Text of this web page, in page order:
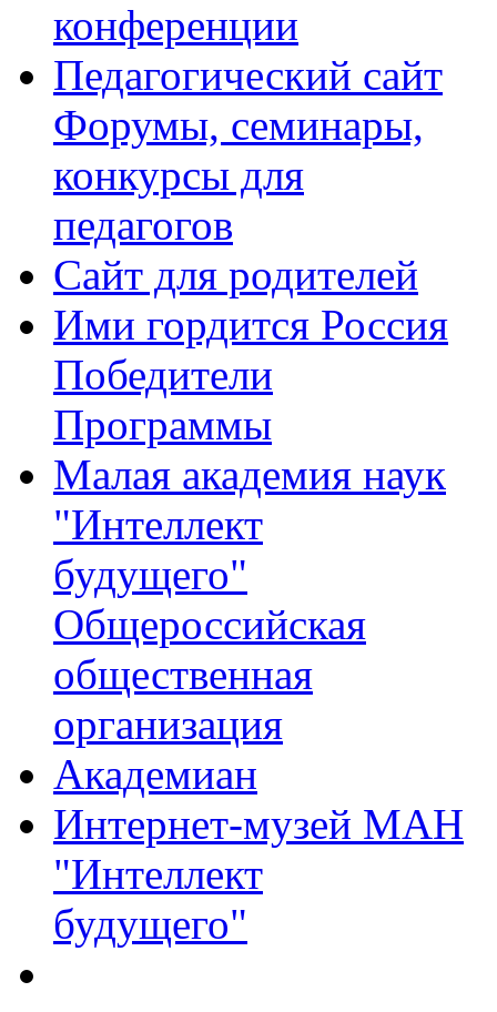
конференции
Педагогический сайт
Форумы, семинары,
конкурсы для
педагогов
Сайт для родителей
Ими гордится Россия
Победители
Программы
Малая академия наук
"Интеллект
будущего"
Общероссийская
общественная
организация
Академиан
Интернет-музей МАН
"Интеллект
будущего"